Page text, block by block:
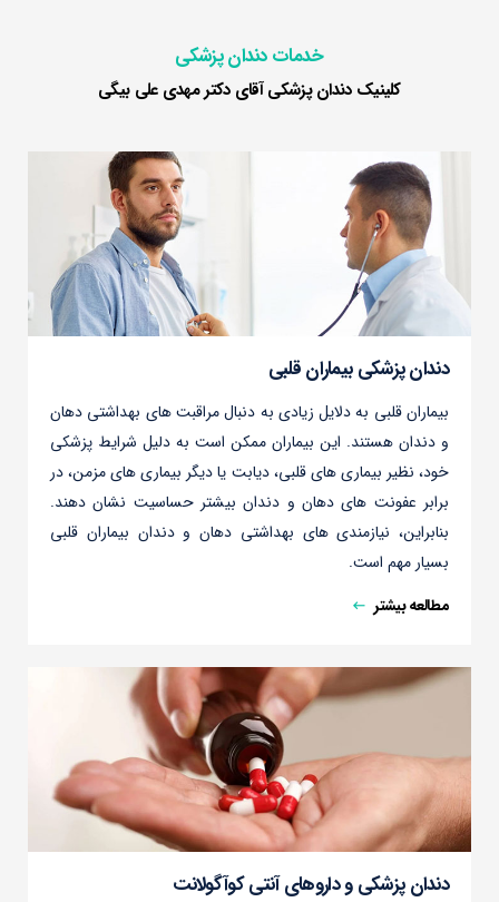
خدمات دندان پزشکی
کلینیک دندان پزشکی آقای دکتر مهدی علی بیگی
دندان پزشکی بیماران قلبی
بیماران قلبی به دلایل زیادی به دنبال مراقبت های بهداشتی دهان
و دندان هستند. این بیماران ممکن است به دلیل شرایط پزشکی
خود، نظیر بیماری های قلبی، دیابت یا دیگر بیماری های مزمن، در
برابر عفونت های دهان و دندان بیشتر حساسیت نشان دهند.
بنابراین، نیازمندی های بهداشتی دهان و دندان بیماران قلبی
بسیار مهم است.
مطالعه بیشتر
دندان پزشکی و داروهای آنتی کوآگولانت